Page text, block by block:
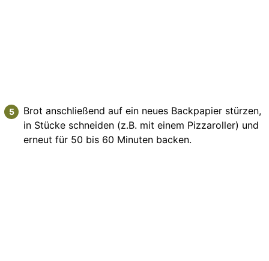
Brot anschließend auf ein neues Backpapier stürzen,
in Stücke schneiden (z.B. mit einem Pizzaroller) und
erneut für 50 bis 60 Minuten backen.